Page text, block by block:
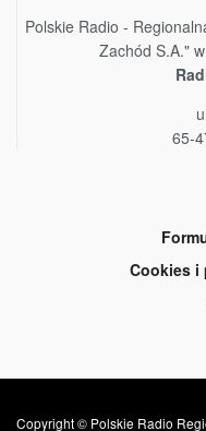
Polskie Radio -
Zachód S.A."
65-
Cookies i
Copyright © Polskie Radio